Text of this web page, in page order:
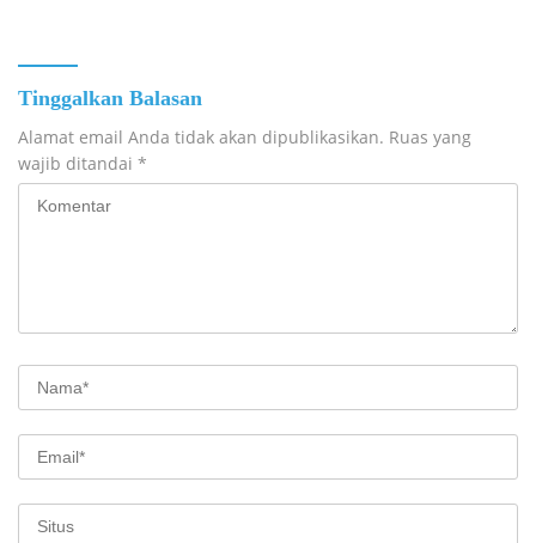
Tinggalkan Balasan
Alamat email Anda tidak akan dipublikasikan. Ruas yang
wajib ditandai *